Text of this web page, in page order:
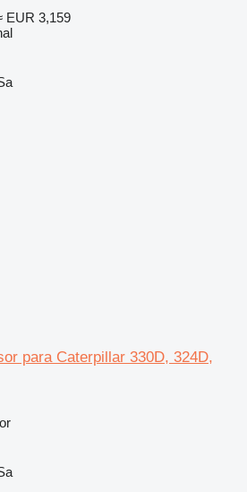
EUR 3,159
para Caterpillar 330D, 324D,